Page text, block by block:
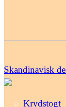
Skandinavisk
Krydstogt